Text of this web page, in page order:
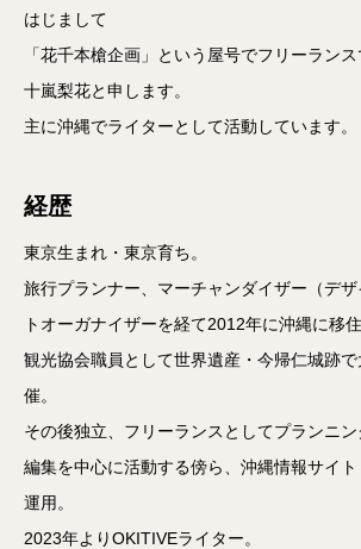
はじまして
「花千本槍企画」という屋号でフリーラン
十嵐梨花と申します。
主に沖縄でライターとして活動しています。
経歴
東京生まれ・東京育ち。
旅行プランナー、マーチャンダイザー（デ
トオーガナイザーを経て2012年に沖縄に移住
観光協会職員として世界遺産・今帰仁城跡
催。
その後独立、フリーランスとしてプランニ
編集を中心に活動する傍ら、沖縄情報サイ
運用。
2023年よりOKITIVEライター。